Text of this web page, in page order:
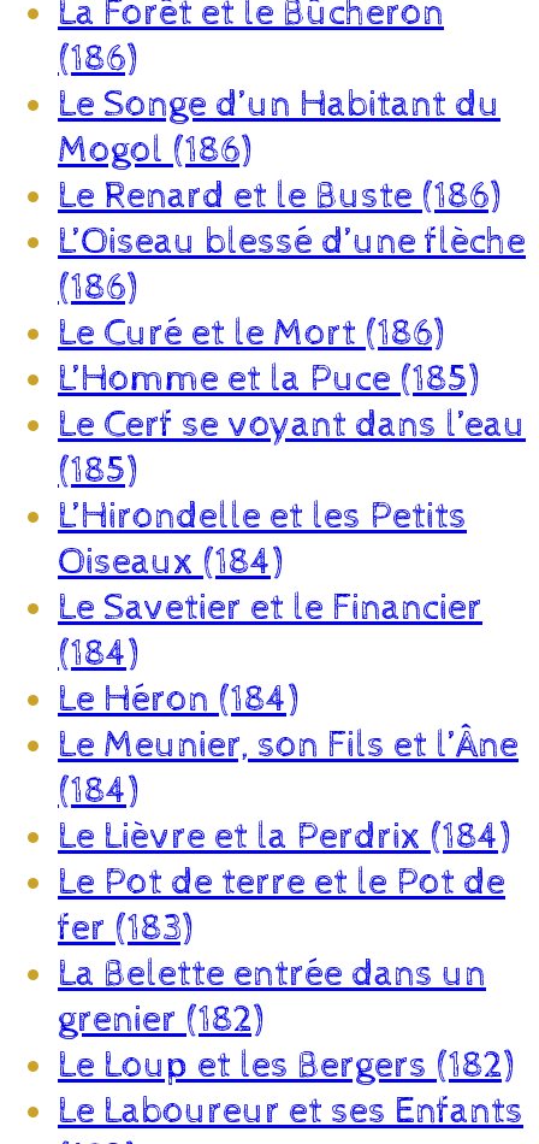
La Forêt et le Bûcheron
(186)
Le Songe d’un Habitant du
Mogol (186)
Le Renard et le Buste (186)
L’Oiseau blessé d’une flèche
(186)
Le Curé et le Mort (186)
L’Homme et la Puce (185)
Le Cerf se voyant dans l’eau
(185)
L’Hirondelle et les Petits
Oiseaux (184)
Le Savetier et le Financier
(184)
Le Héron (184)
Le Meunier, son Fils et l’Âne
(184)
Le Lièvre et la Perdrix (184)
Le Pot de terre et le Pot de
fer (183)
La Belette entrée dans un
grenier (182)
Le Loup et les Bergers (182)
Le Laboureur et ses Enfants